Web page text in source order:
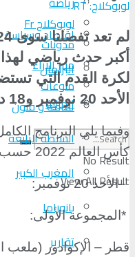
لوبوكلاج Fr
مدونات
منبر الآراء
منوعات
ثقافة و فنون
No Result
View All Result
اقتصاد وسياسة
البرلمان
الجالية
السلطة الرابعة
المغرب الكبير
بانوراما
تقارير
لوبوكلاج: RT
أكبر حدث رياضي لهذا
لكرة القدم التي
الأحد 20 نوفمبر و18 ديسمبر المقبل
وفيما يلي البرنامج
كأس العالم 2022 حسب توقيت غرينيتش
–الأحد 20 نوفمبر :
*المجموعة الأولى:
قطر – الإكوادور (ملعب